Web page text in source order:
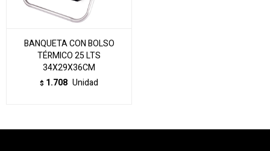
BANQUETA CON BOLSO
TÉRMICO 25 LTS
34X29X36CM
$ 1.708 Unidad